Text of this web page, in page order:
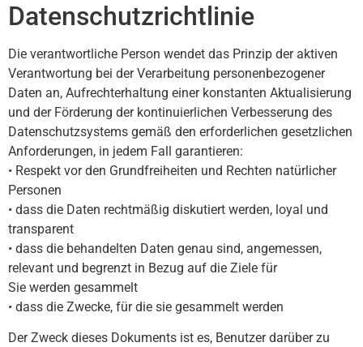
Datenschutzrichtlinie
Die verantwortliche Person wendet das Prinzip der aktiven
Verantwortung bei der Verarbeitung personenbezogener
Daten an, Aufrechterhaltung einer konstanten Aktualisierung
und der Förderung der kontinuierlichen Verbesserung des
Datenschutzsystems gemäß den erforderlichen gesetzlichen
Anforderungen, in jedem Fall garantieren:
• Respekt vor den Grundfreiheiten und Rechten natürlicher
Personen
• dass die Daten rechtmäßig diskutiert werden, loyal und
transparent
• dass die behandelten Daten genau sind, angemessen,
relevant und begrenzt in Bezug auf die Ziele für
Sie werden gesammelt
• dass die Zwecke, für die sie gesammelt werden
Der Zweck dieses Dokuments ist es, Benutzer darüber zu